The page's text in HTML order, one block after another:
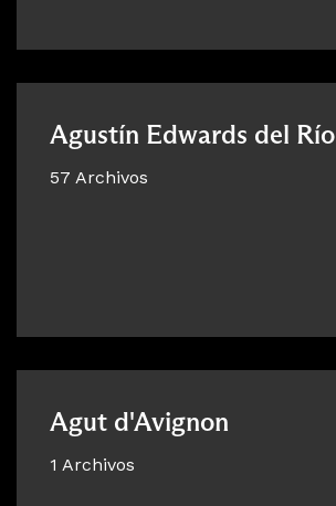
Agustín Edwards del Río
57 Archivos
Agut d'Avignon
1 Archivos